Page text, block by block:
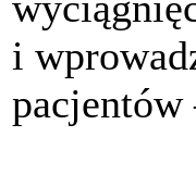
i
pacjentów